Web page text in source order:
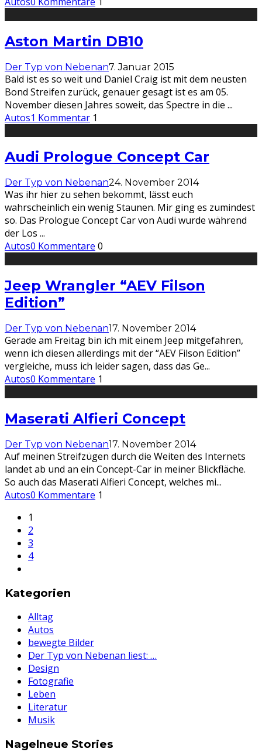
Aston Martin DB10
Der Typ von Nebenan7. Januar 2015
Bald ist es so weit und Daniel Craig ist mit dem neusten
Bond Streifen zurück, genauer gesagt ist es am 05.
November diesen Jahres soweit, das Spectre in die ...
Autos1 Kommentar 1
Audi Prologue Concept Car
Der Typ von Nebenan24. November 2014
Was ihr hier zu sehen bekommt, lässt euch
wahrscheinlich ein wenig Staunen. Mir ging es zumindest
so. Das Prologue Concept Car von Audi wurde während
der Los ...
Autos0 Kommentare 0
Jeep Wrangler “AEV Filson
Edition”
Der Typ von Nebenan17. November 2014
Gerade am Freitag bin ich mit einem Jeep mitgefahren,
wenn ich diesen allerdings mit der “AEV Filson Edition”
vergleiche, muss ich leider sagen, dass das Ge...
Autos0 Kommentare 1
Maserati Alfieri Concept
Der Typ von Nebenan17. November 2014
Auf meinen Streifzügen durch die Weiten des Internets
landet ab und an ein Concept-Car in meiner Blickfläche.
So auch das Maserati Alfieri Concept, welches mi...
Autos0 Kommentare 1
1
2
3
4
Kategorien
Alltag
Autos
bewegte Bilder
Der Typ von Nebenan liest: …
Design
Fotografie
Leben
Literatur
Musik
Nagelneue Stories